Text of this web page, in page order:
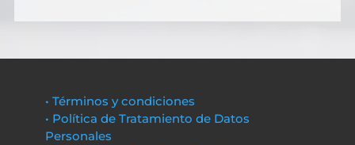
• Términos y condiciones
• Política de Tratamiento de Datos
Personales